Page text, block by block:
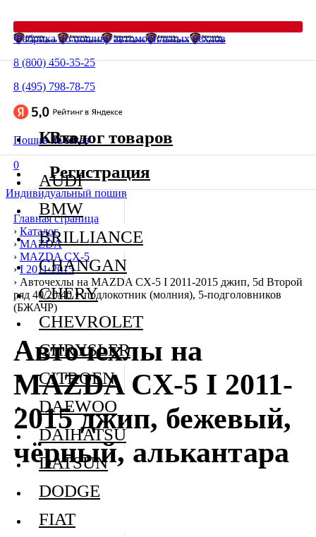
Фабрика по пошиву автомобильных чехлов
8 (800) 450-35-25
8 (495) 798-78-75
Пошив на заказ
0
Индивидуальный пошив
Главная страница
› Каталог
› MAZDA
› MAZDA CX-5
› I 2011-2015
› Авточехлы на MAZDA CX-5 I 2011-2015 джип, 5d Второй
ряд 40/20/40 + подлокотник (молния), 5-подголовников
(БЖАЧР)
Авточехлы на
MAZDA CX-5 I 2011-
2015 джип, бежевый,
чёрный, алькантара
Каталог товаров
AUDI
BMW
BRILLIANCE
CHANGAN
CHERY
CHEVROLET
CHRYSLER
CITROEN
DAEWOO
DAIHATSU
DATSUN
DODGE
FIAT
Вход
Регистрация